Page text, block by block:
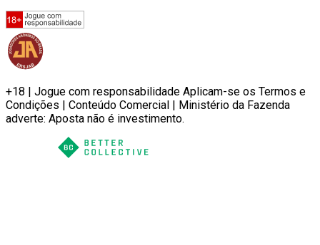
+18 | Jogue com responsabilidade Aplicam-se os Termos e
Condições | Conteúdo Comercial | Ministério da Fazenda
adverte: Aposta não é investimento.